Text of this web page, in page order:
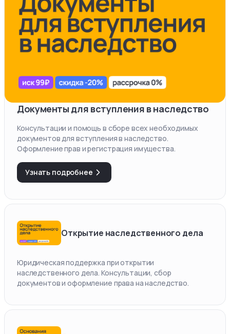
Документы для вступления в наследство
Консультации и помощь в сборе всех необходимых
документов для вступления в наследство.
Оформление прав и регистрация имущества.
Узнать подробнее
Открытие наследственного дела
Юридическая поддержка при открытии
наследственного дела. Консультации, сбор
документов и оформление права на наследство.